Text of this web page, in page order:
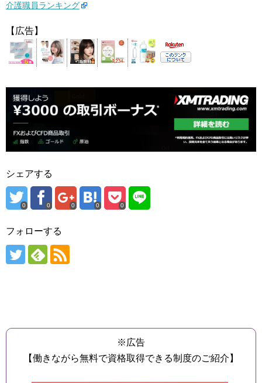
介護職員ランキング
【広告】
シェアする
0 0 0 0 0
フォローする
※広告
【働きながら無料で資格取得できる制度のご紹介】